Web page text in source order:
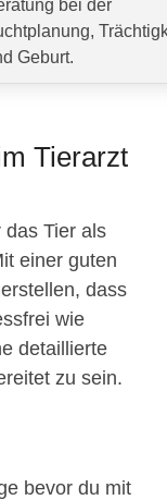
bei der
Geburt.
Tierarzt
das Tier als
einer guten
dass
wie
detaillierte
zu sein.
bevor du mit